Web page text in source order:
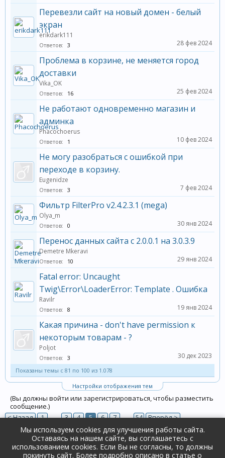
Перевезли сайт на новый домен - белый
экран
erikdark111
Ответов: 3 28 фев 2024
Проблема в корзине, не меняется город
доставки
Vika_OK
Ответов: 16 25 фев 2024
Не работают одновременно магазин и
админка
Phacochoerus
Ответов: 1 10 фев 2024
Не могу разобраться с ошибкой при
переходе в корзину.
Eugenidze
Ответов: 3 7 фев 2024
Фильтр FilterPro v2.4.2.3.1 (mega)
Olya_m
Ответов: 0 30 янв 2024
Перенос данных сайта с 2.0.0.1 на 3.0.3.9
Demetre Mkeravi
Ответов: 10 29 янв 2024
Fatal error: Uncaught
Twig\Error\LoaderError: Template . Ошибка
Ravilr
Ответов: 8 19 янв 2024
Какая причина - don't have permission к
некоторым товарам - ?
Poljot
Ответов: 3 30 дек 2023
Показаны темы с 81 по 100 из 1.078
Настройки отображения тем
(Вы должны войти или зарегистрироваться, чтобы разместить
сообщение.)
< Назад
1 ← 3 4 5 6 7 → 54 Вперёд >
Форум Поддержка и ответы на вопросы
Мы используем cookies для улучшения работы сайта.
Оставаясь на нашем сайте, вы соглашаетесь с
использованием cookies. Если Вы не согласны, то должны
покинуть сайт. Более подробно описано в статье о